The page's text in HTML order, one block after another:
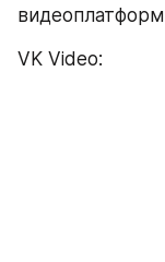
VK Video: